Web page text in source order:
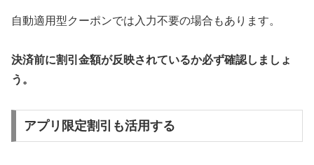
自動適用型クーポンでは入力不要の場合もあります。
決済前に割引金額が反映されているか必ず確認しましょ
う。
アプリ限定割引も活用する